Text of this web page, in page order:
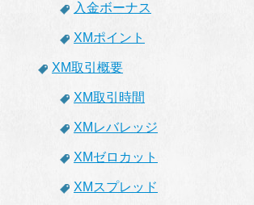
入金ボーナス
XMポイント
XM取引概要
XM取引時間
XMレバレッジ
XMゼロカット
XMスプレッド